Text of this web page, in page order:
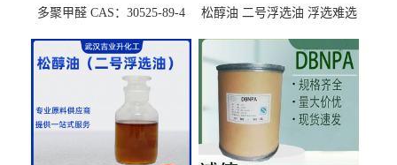
多聚甲醛 CAS：30525-89-4
松醇油 二号浮选油 浮选难选